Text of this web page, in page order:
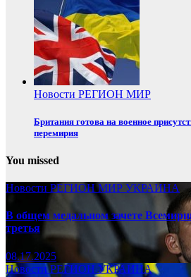
Новости РЕГИОН МИР
Британия готова на военное
перемирия
You missed
Новости РЕГИОНМИР УКРАИНА
В общем медальном зачете
третья
08.17.2025
НовостиРЕГИОНУКРАИНА